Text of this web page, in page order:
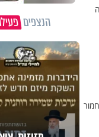
הנצפים